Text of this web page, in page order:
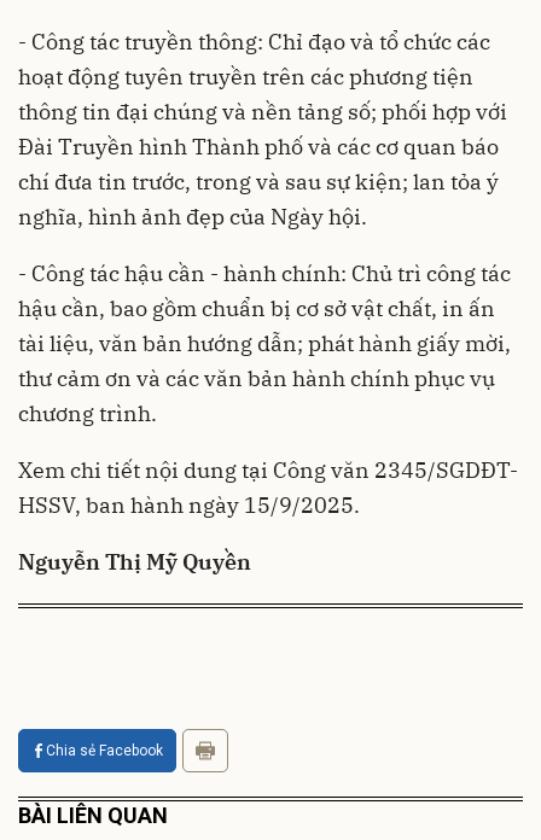
- Công tác truyền thông: Chỉ đạo và tổ chức các
hoạt động tuyên truyền trên các phương tiện
thông tin đại chúng và nền tảng số; phối hợp với
Đài Truyền hình Thành phố và các cơ quan báo
chí đưa tin trước, trong và sau sự kiện; lan tỏa ý
nghĩa, hình ảnh đẹp của Ngày hội.
- Công tác hậu cần - hành chính: Chủ trì công tác
hậu cần, bao gồm chuẩn bị cơ sở vật chất, in ấn
tài liệu, văn bản hướng dẫn; phát hành giấy mời,
thư cảm ơn và các văn bản hành chính phục vụ
chương trình.
Xem chi tiết nội dung tại Công văn 2345/SGDĐT-
HSSV, ban hành ngày 15/9/2025.
Nguyễn Thị Mỹ Quyền
Chia sẻ Facebook
BÀI LIÊN QUAN